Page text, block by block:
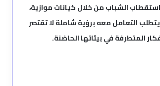
الشباب من خلال كيانات موازية،
التعامل معه برؤية شاملة لا تقتصر
المتطرفة في بيئاتها الحاضنة.